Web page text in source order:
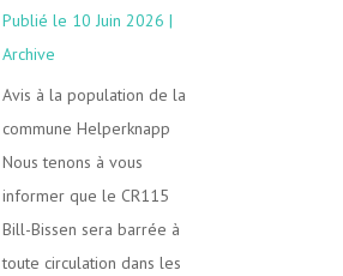
10 Juin 2026 |
Archive
Avis à la population de la
commune Helperknapp
Nous tenons à vous
informer que le CR115
Bill-Bissen sera barrée à
toute circulation dans les